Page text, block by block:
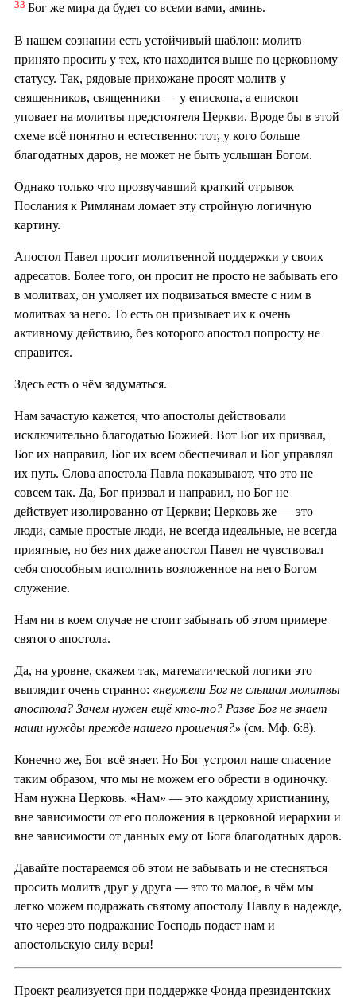
33 Бог же мира да будет со всеми вами, аминь.
В нашем сознании есть устойчивый шаблон: молитв
принято просить у тех, кто находится выше по церковному
статусу. Так, рядовые прихожане просят молитв у
священников, священники — у епископа, а епископ
уповает на молитвы предстоятеля Церкви. Вроде бы в этой
схеме всё понятно и естественно: тот, у кого больше
благодатных даров, не может не быть услышан Богом.
Однако только что прозвучавший краткий отрывок
Послания к Римлянам ломает эту стройную логичную
картину.
Апостол Павел просит молитвенной поддержки у своих
адресатов. Более того, он просит не просто не забывать его
в молитвах, он умоляет их подвизаться вместе с ним в
молитвах за него. То есть он призывает их к очень
активному действию, без которого апостол попросту не
справится.
Здесь есть о чём задуматься.
Нам зачастую кажется, что апостолы действовали
исключительно благодатью Божией. Вот Бог их призвал,
Бог их направил, Бог их всем обеспечивал и Бог управлял
их путь. Слова апостола Павла показывают, что это не
совсем так. Да, Бог призвал и направил, но Бог не
действует изолированно от Церкви; Церковь же — это
люди, самые простые люди, не всегда идеальные, не всегда
приятные, но без них даже апостол Павел не чувствовал
себя способным исполнить возложенное на него Богом
служение.
Нам ни в коем случае не стоит забывать об этом примере
святого апостола.
Да, на уровне, скажем так, математической логики это
выглядит очень странно: «неужели Бог не слышал молитвы
апостола? Зачем нужен ещё кто-то? Разве Бог не знает
наши нужды прежде нашего прошения?» (см. Мф. 6:8).
Конечно же, Бог всё знает. Но Бог устроил наше спасение
таким образом, что мы не можем его обрести в одиночку.
Нам нужна Церковь. «Нам» — это каждому христианину,
вне зависимости от его положения в церковной иерархии и
вне зависимости от данных ему от Бога благодатных даров.
Давайте постараемся об этом не забывать и не стесняться
просить молитв друг у друга — это то малое, в чём мы
легко можем подражать святому апостолу Павлу в надежде,
что через это подражание Господь подаст нам и
апостольскую силу веры!
Проект реализуется при поддержке Фонда президентских